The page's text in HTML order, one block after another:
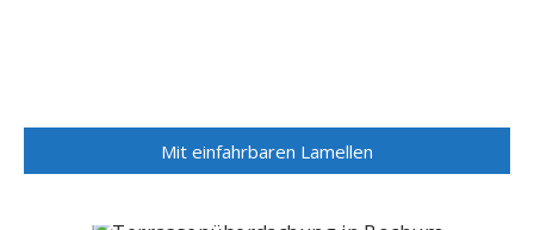
Mit einfahrbaren Lamellen